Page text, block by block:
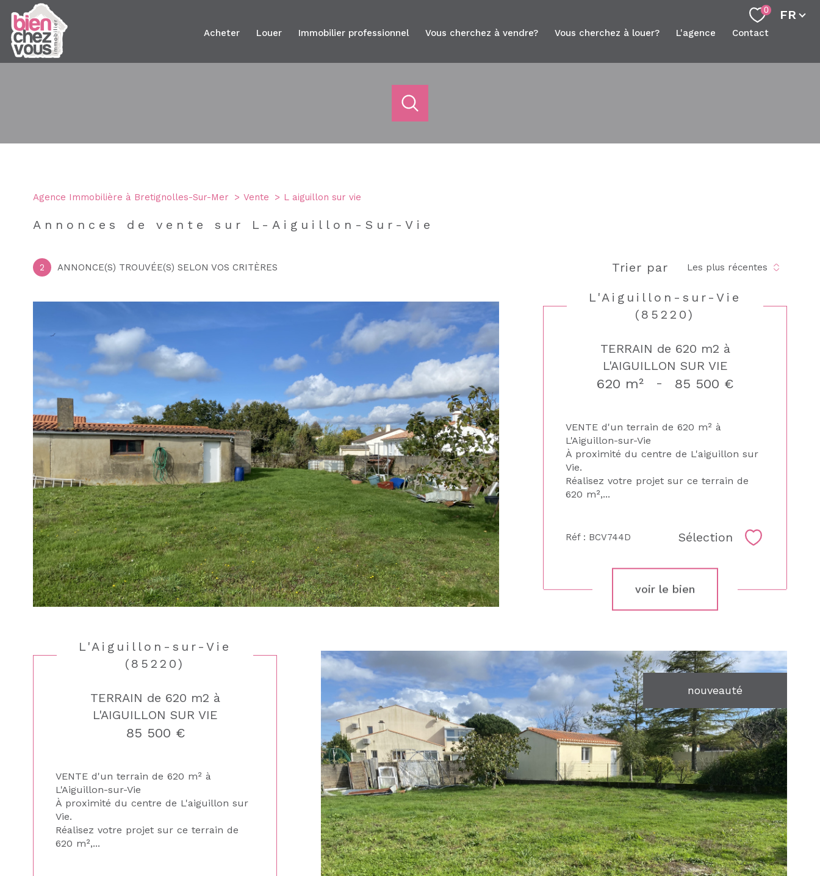
0 Langue
FR
acheter louer immobilier professionnel vous cherchez à vendre? vous cherchez à louer? l'agence contact
Agence Immobilière à Bretignolles-Sur-Mer Vente L aiguillon sur vie
Annonces de vente sur L-Aiguillon-Sur-Vie
2 ANNONCE(S) TROUVÉE(S) SELON VOS CRITÈRES Trier par Les plus récentes
L'Aiguillon-sur-Vie
(85220)
TERRAIN de 620 m2 à
L'AIGUILLON SUR VIE
620 m² - 85 500 €
VENTE d'un terrain de 620 m² à
L'Aiguillon-sur-Vie
À proximité du centre de L'aiguillon sur
Vie.
Réalisez votre projet sur ce terrain de
620 m²,...
Réf : BCV744D Sélection Sélectionner
voir le bien
nouveauté
L'Aiguillon-sur-Vie
(85220)
TERRAIN de 620 m2 à
L'AIGUILLON SUR VIE
85 500 €
VENTE d'un terrain de 620 m² à
L'Aiguillon-sur-Vie
À proximité du centre de L'aiguillon sur
Vie.
Réalisez votre projet sur ce terrain de
620 m²,...